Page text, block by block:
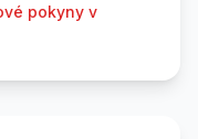
pokyny v